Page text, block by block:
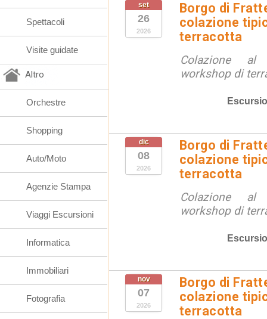
set
26
2026
Borgo di
colazione
terracotta
Colazione al
workshop di
dic
08
2026
Borgo di
colazione
terracotta
Colazione al
workshop di
nov
07
2026
Borgo di
colazione
terracotta
Spettacoli
Visite guidate
Altro
Orchestre
Shopping
Auto/Moto
Agenzie Stampa
Viaggi Escursioni
Informatica
Immobiliari
Fotografia